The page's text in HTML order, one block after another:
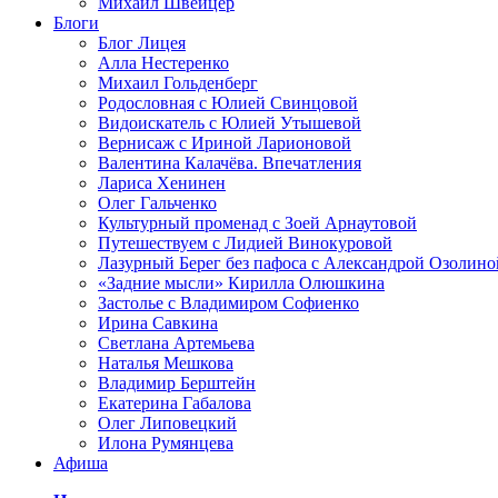
Блоги
Блог Лицея
Алла Нестеренко
Михаил Гольденберг
Родословная с Юлией Свинцовой
Видоискатель с Юлией Утышевой
Вернисаж с Ириной Ларионовой
Валентина Калачёва. Впечатления
Лариса Хенинен
Олег Гальченко
Культурный променад с Зоей Арнаутовой
Путешествуем с Лидией Винокуровой
Лазурный Берег без пафоса с Александрой
«Задние мысли» Кирилла Олюшкина
Застолье с Владимиром Софиенко
Ирина Савкина
Светлана Артемьева
Наталья Мешкова
Владимир Берштейн
Екатерина Габалова
Олег Липовецкий
Илона Румянцева
Афиша